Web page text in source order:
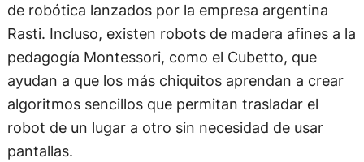
de robótica lanzados por la empresa argentina
Rasti. Incluso, existen robots de madera afines a la
pedagogía Montessori, como el Cubetto, que
ayudan a que los más chiquitos aprendan a crear
algoritmos sencillos que permitan trasladar el
robot de un lugar a otro sin necesidad de usar
pantallas.